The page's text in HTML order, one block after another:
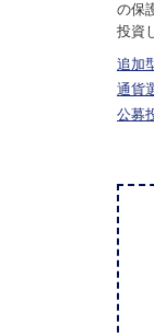
の保
投資
追加
通貨
公募